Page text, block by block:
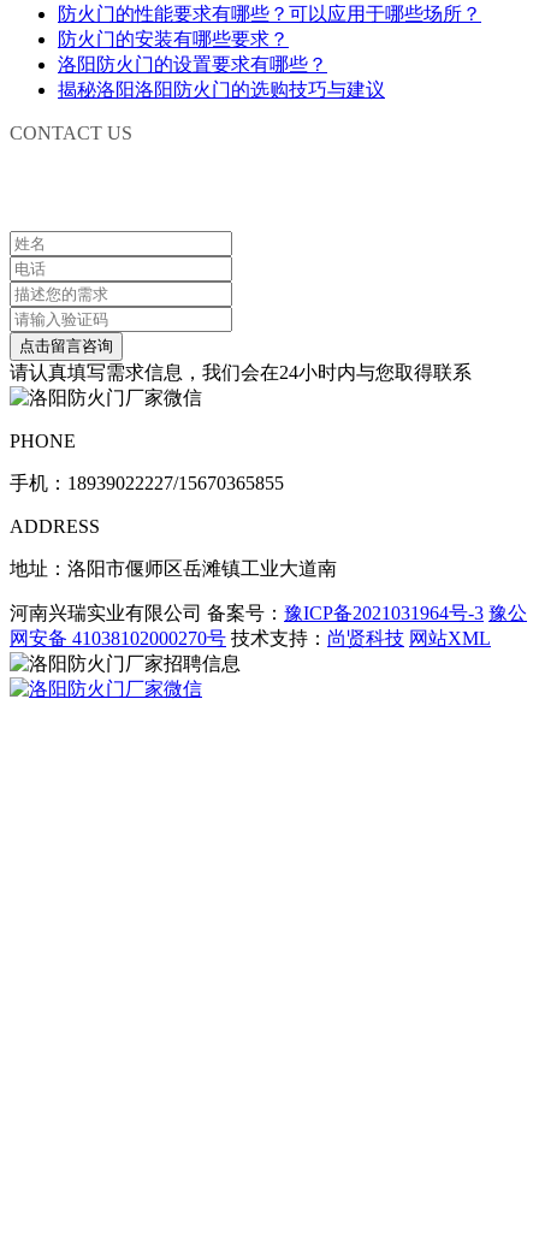
防火门的性能要求有哪些？可以应用于哪些场所？
防火门的安装有哪些要求？
洛阳防火门的设置要求有哪些？
揭秘洛阳洛阳防火门的选购技巧与建议
CONTACT US
请认真填写需求信息，我们会在24小时内与您取得联系
PHONE
手机： 18939022227/15670365855
ADDRESS
地址：洛阳市偃师区岳滩镇工业大道南
河南兴瑞实业有限公司 备案号： 豫ICP备2021031964号-3 豫公
网安备 41038102000270号 技术支持： 尚贤科技 网站XML